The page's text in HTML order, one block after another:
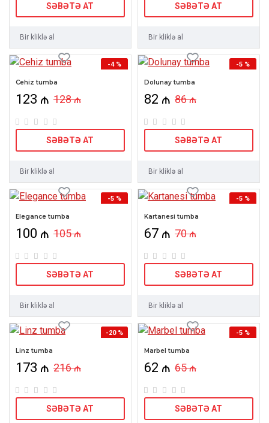
SƏBƏTƏ AT
Bir kliklə al
SƏBƏTƏ AT
Bir kliklə al
-4 %
Cehiz tumba
123 ₼ 128 ₼
SƏBƏTƏ AT
Bir kliklə al
-5 %
Dolunay tumba
82 ₼ 86 ₼
SƏBƏTƏ AT
Bir kliklə al
-5 %
Elegance tumba
100 ₼ 105 ₼
SƏBƏTƏ AT
Bir kliklə al
-5 %
Kartanesi tumba
67 ₼ 70 ₼
SƏBƏTƏ AT
Bir kliklə al
-20 %
Linz tumba
173 ₼ 216 ₼
SƏBƏTƏ AT
-5 %
Marbel tumba
62 ₼ 65 ₼
SƏBƏTƏ AT